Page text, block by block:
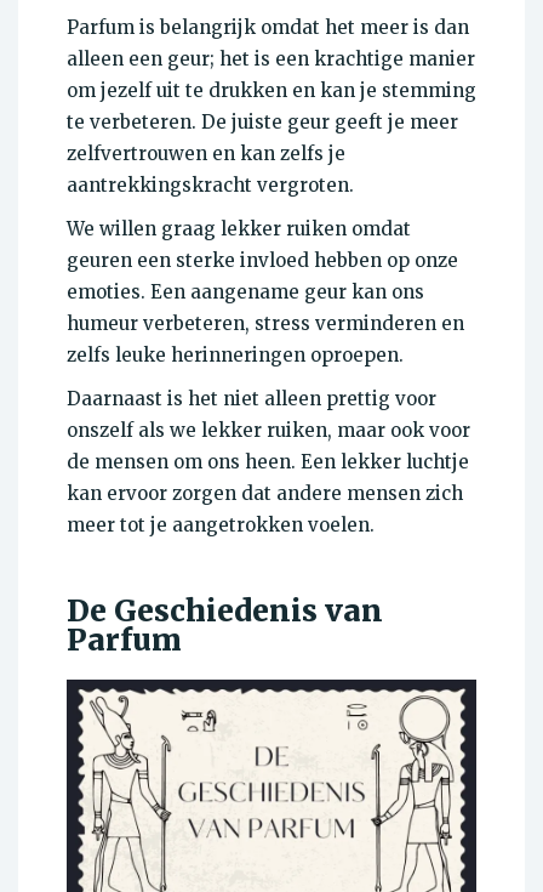
Parfum is belangrijk omdat het meer is dan
alleen een geur; het is een krachtige manier
om jezelf uit te drukken en kan je stemming
te verbeteren. De juiste geur geeft je meer
zelfvertrouwen en kan zelfs je
aantrekkingskracht vergroten.
We willen graag lekker ruiken omdat
geuren een sterke invloed hebben op onze
emoties. Een aangename geur kan ons
humeur verbeteren, stress verminderen en
zelfs leuke herinneringen oproepen.
Daarnaast is het niet alleen prettig voor
onszelf als we lekker ruiken, maar ook voor
de mensen om ons heen. Een lekker luchtje
kan ervoor zorgen dat andere mensen zich
meer tot je aangetrokken voelen.
De Geschiedenis van
Parfum